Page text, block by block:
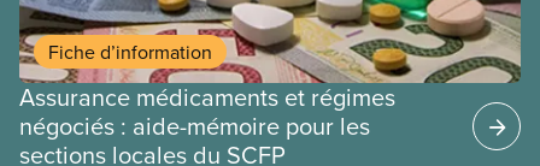
Fiche d’information
Assurance médicaments et régimes
négociés : aide-mémoire pour les
sections locales du SCFP